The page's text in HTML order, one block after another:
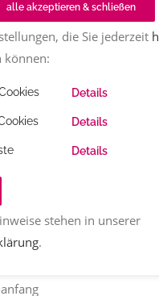
TagLiebe
du gehstvon
und den
liebe
alle akzeptieren & schließen
die Sie jederzeit
können:
Details
Details
Details
stehen in unserer
.